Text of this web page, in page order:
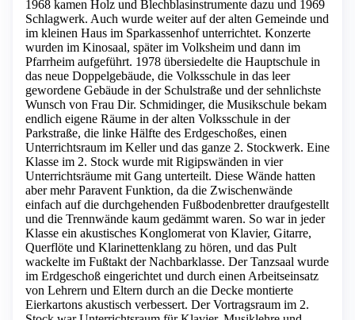
1968 kamen Holz und Blechblasinstrumente dazu und 1969
Schlagwerk. Auch wurde weiter auf der alten Gemeinde und
im kleinen Haus im Sparkassenhof unterrichtet. Konzerte
wurden im Kinosaal, später im Volksheim und dann im
Pfarrheim aufgeführt. 1978 übersiedelte die Hauptschule in
das neue Doppelgebäude, die Volksschule in das leer
gewordene Gebäude in der Schulstraße und der sehnlichste
Wunsch von Frau Dir. Schmidinger, die Musikschule bekam
endlich eigene Räume in der alten Volksschule in der
Parkstraße, die linke Hälfte des Erdgeschoßes, einen
Unterrichtsraum im Keller und das ganze 2. Stockwerk. Eine
Klasse im 2. Stock wurde mit Rigipswänden in vier
Unterrichtsräume mit Gang unterteilt. Diese Wände hatten
aber mehr Paravent Funktion, da die Zwischenwände
einfach auf die durchgehenden Fußbodenbretter draufgestellt
und die Trennwände kaum gedämmt waren. So war in jeder
Klasse ein akustisches Konglomerat von Klavier, Gitarre,
Querflöte und Klarinettenklang zu hören, und das Pult
wackelte im Fußtakt der Nachbarklasse. Der Tanzsaal wurde
im Erdgeschoß eingerichtet und durch einen Arbeitseinsatz
von Lehrern und Eltern durch an die Decke montierte
Eierkartons akustisch verbessert. Der Vortragsraum im 2.